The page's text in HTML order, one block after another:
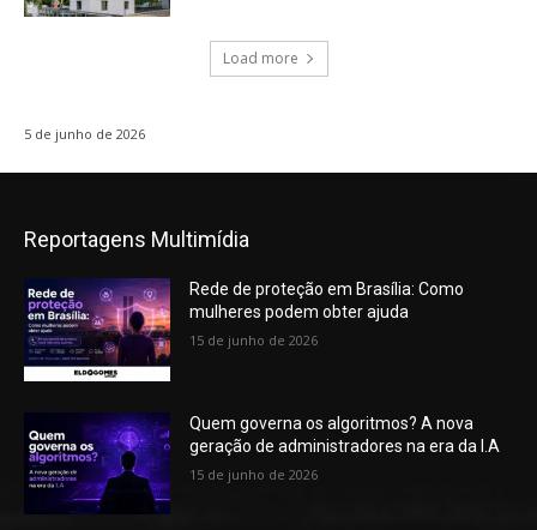
Load more
5 de junho de 2026
Reportagens Multimídia
Rede de proteção em Brasília: Como
mulheres podem obter ajuda
15 de junho de 2026
Quem governa os algoritmos? A nova
geração de administradores na era da I.A
15 de junho de 2026